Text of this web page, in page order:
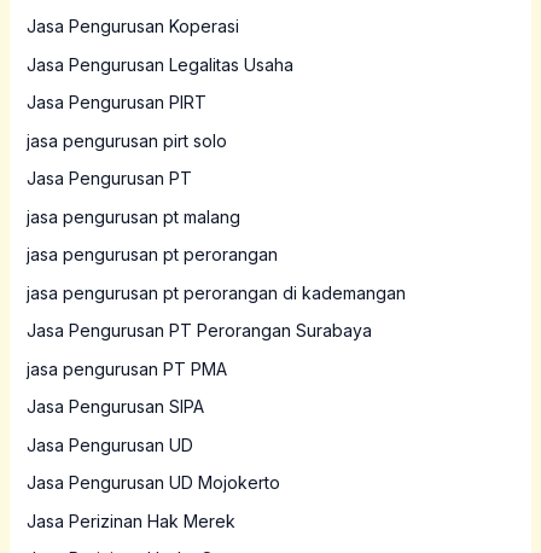
Jasa Pengurusan Koperasi
Jasa Pengurusan Legalitas Usaha
Jasa Pengurusan PIRT
jasa pengurusan pirt solo
Jasa Pengurusan PT
jasa pengurusan pt malang
jasa pengurusan pt perorangan
jasa pengurusan pt perorangan di kademangan
Jasa Pengurusan PT Perorangan Surabaya
jasa pengurusan PT PMA
Jasa Pengurusan SIPA
Jasa Pengurusan UD
Jasa Pengurusan UD Mojokerto
Jasa Perizinan Hak Merek